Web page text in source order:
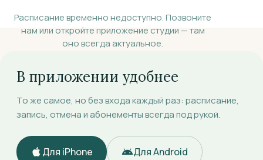
Расписание временно недоступно. Позвоните
нам или откройте приложение студии — там
оно всегда актуальное.
В приложении удобнее
То же самое, но без входа каждый раз: расписание,
запись, отмена и абонементы всегда под рукой.
Для iPhone Для Android